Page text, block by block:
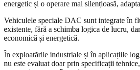
energetic și o operare mai silențioasă,
Vehiculele speciale DAC sunt integrate în
existente, fără a schimba logica de lucru,
economică și energetică.
În exploatările industriale și în aplicațiile
nu este evaluat doar prin specificații